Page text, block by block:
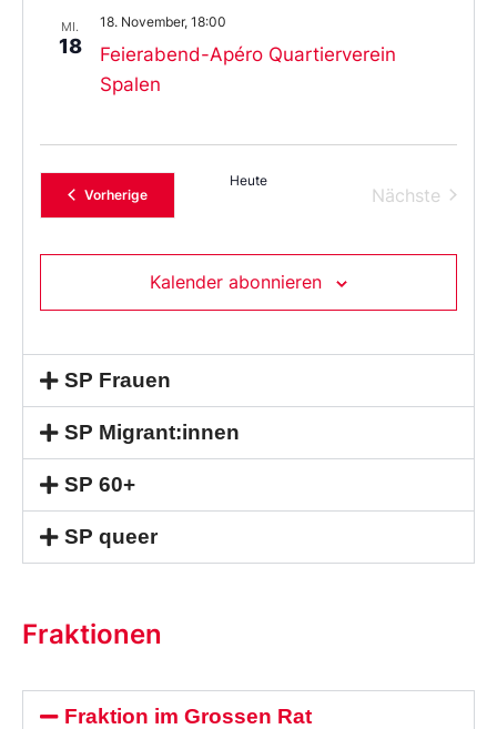
MI.
18
Feierabend-Apéro Quartierverein
Spalen
18. November, 18:00
VorherigeVeranstaltungen
Heute
Nächste
Kalender abonnieren
SP Frauen
SP Migrant:innen
SP 60+
SP queer
Fraktionen
Fraktion im Grossen Rat